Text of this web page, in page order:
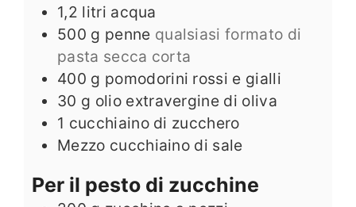
1,2 litri acqua
500 g penne qualsiasi formato di
pasta secca corta
400 g pomodorini rossi e gialli
30 g olio extravergine di oliva
1 cucchiaino di zucchero
Mezzo cucchiaino di sale
Per il pesto di zucchine